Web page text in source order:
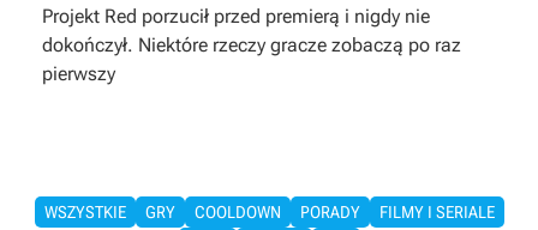
Projekt Red porzucił przed premierą i nigdy nie
dokończył. Niektóre rzeczy gracze zobaczą po raz
pierwszy
WSZYSTKIE GRY COOLDOWN PORADY
FILMY I SERIALE